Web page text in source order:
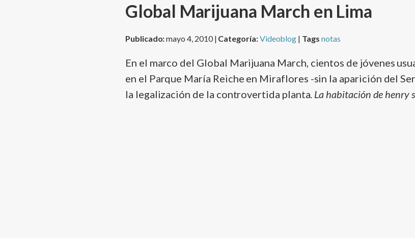
Global Marijuana March en Lima
Publicado:mayo 4, 2010 | Categoría:Videoblog | Tags notas
En el marco del Global Marijuana March, cientos de jóvenes
en el Parque Marí­a Reiche en Miraflores -sin la aparición del
la legalización de la controvertida planta. La habitación de henry